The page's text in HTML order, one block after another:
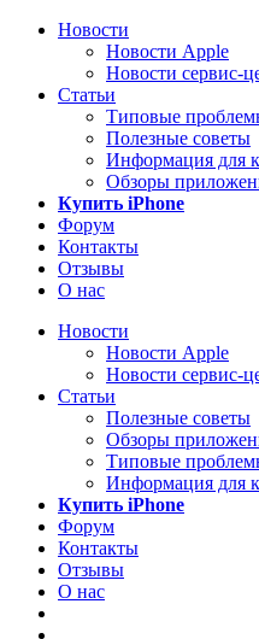
Новости
Новости Apple
Новости сервис-
Статьи
Типовые
Полезные советы
Информация для
Обзоры
Купить iPhone
Форум
Контакты
Отзывы
О нас
Новости
Новости Apple
Новости сервис-
Статьи
Полезные советы
Обзоры
Типовые
Информация для
Купить iPhone
Форум
Контакты
Отзывы
О нас